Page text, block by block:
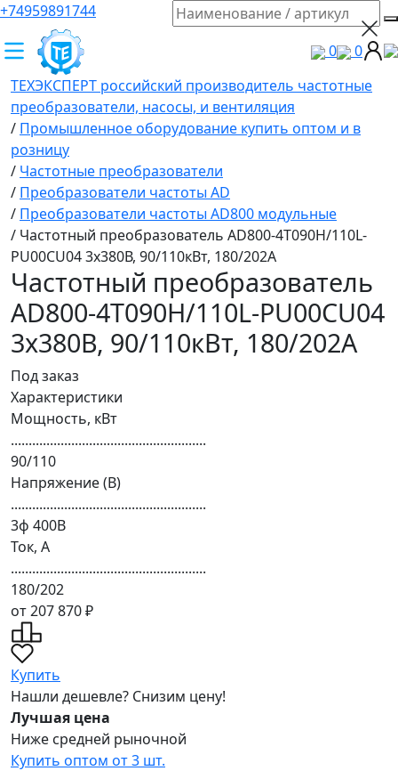
+74959891744
0
0
ТЕХЭКСПЕРТ российский производитель частотные
преобразователи, насосы, и вентиляция
/ Промышленное оборудование купить оптом и в
розницу
/ Частотные преобразователи
/ Преобразователи частоты AD
/ Преобразователи частоты AD800 модульные
/ Частотный преобразователь AD800-4T090H/110L-
PU00CU04 3х380В, 90/110кВт, 180/202А
Частотный преобразователь
AD800-4T090H/110L-PU00CU04
3х380В, 90/110кВт, 180/202А
Под заказ
Характеристики
Мощность, кВт
.......................................................
90/110
Напряжение (В)
.......................................................
3ф 400В
Ток, А
.......................................................
180/202
от 207 870 ₽
Купить
Нашли дешевле? Снизим цену!
Лучшая цена
Ниже средней рыночной
Купить оптом от 3 шт.